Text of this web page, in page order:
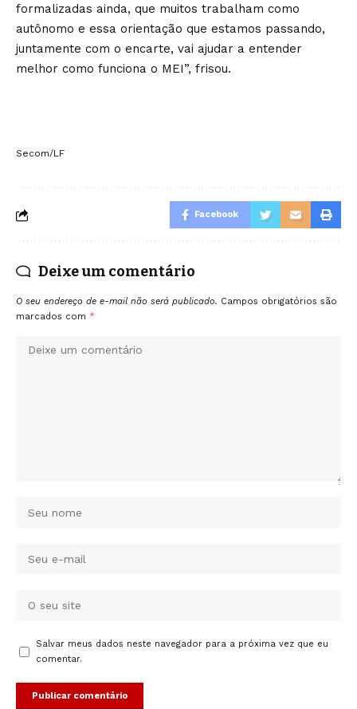
formalizadas ainda, que muitos trabalham como
autônomo e essa orientação que estamos passando,
juntamente com o encarte, vai ajudar a entender
melhor como funciona o MEI”, frisou.
Secom/LF
Facebook
Deixe um comentário
O seu endereço de e-mail não será publicado. Campos obrigatórios são
marcados com *
Salvar meus dados neste navegador para a próxima vez que eu
comentar.